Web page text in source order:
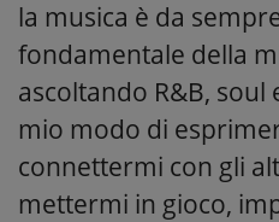
la musica è da
fondamentale della
ascoltando R&B, soul
mio modo di
connettermi con gli
mettermi in gioco,